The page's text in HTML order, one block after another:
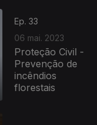
Ep. 33
06 mai. 2023
Proteção Civil -
Prevenção de
incêndios
florestais